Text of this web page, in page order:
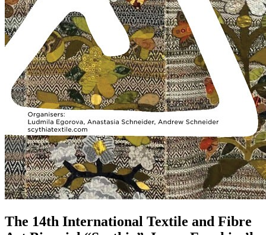
The 14th International Textile and Fibre